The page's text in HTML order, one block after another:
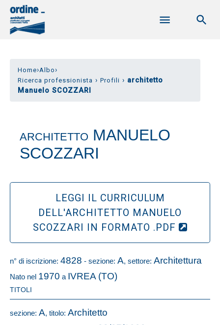
Home›Albo›
Ricerca professionista › Profili › architetto
Manuelo SCOZZARI
ARCHITETTO MANUELO
SCOZZARI
LEGGI IL CURRICULUM
DELL'ARCHITETTO MANUELO
SCOZZARI IN FORMATO .PDF
n° di iscrizione: 4828 - sezione: A, settore: Architettura
Nato nel 1970 a IVREA (TO)
TITOLI
sezione: A, titolo: Architetto